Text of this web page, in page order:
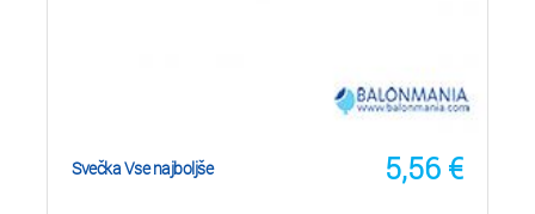
5,56 €
Svečka Vse najboljše